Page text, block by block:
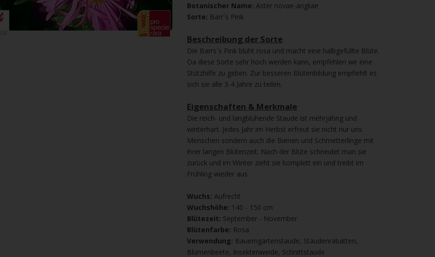
Botanischer Name:Aster novae-angliae
Sorte: Barr`s Pink
Beschreibung der Sorte
Die Barrs`s Pink blüht rosa und macht eine halbgefüllte Blüte.
Da diese Sorte sehr hoch werden kann, empfehlen wir eine
Stützhilfe zu geben. Zur besseren Blütenbildung empfiehlt es
sich sie alle 3-4 Jahre zu teilen.
Eigenschaften & Merkmale
Die reich- und langblühende Staude ist mehrjährig und
winterhart. Jedes Jahr im Herbst erfreut sie nicht nur uns
Menschen sondern auch die Bienen und Schmetterlinge mit
ihrer langen Blütenzeit. Nach der Blüte schneidet man sie
zurück und im Winter zieht sie komplett ein und treibt im
Frühling wieder aus.
Wuchs:Aufrecht
Wuchshöhe: 140 - 150 cm
Blütezeit: September - November
Blütenfarbe: Rosa
Verwendung: Bauerngartenstaude, Staudenrabatten,
Blumenbeete, Insektenweide, Schnittstaude